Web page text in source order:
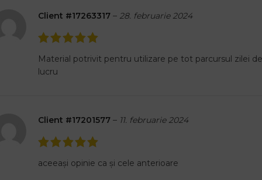
Client #17263317 – 28. februarie 2024
Material potrivit pentru utilizare pe tot parcursul zilei de
lucru
Client #17201577 – 11. februarie 2024
aceeași opinie ca și cele anterioare